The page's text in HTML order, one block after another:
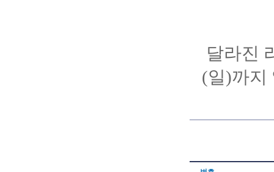
달라진
(일)까지